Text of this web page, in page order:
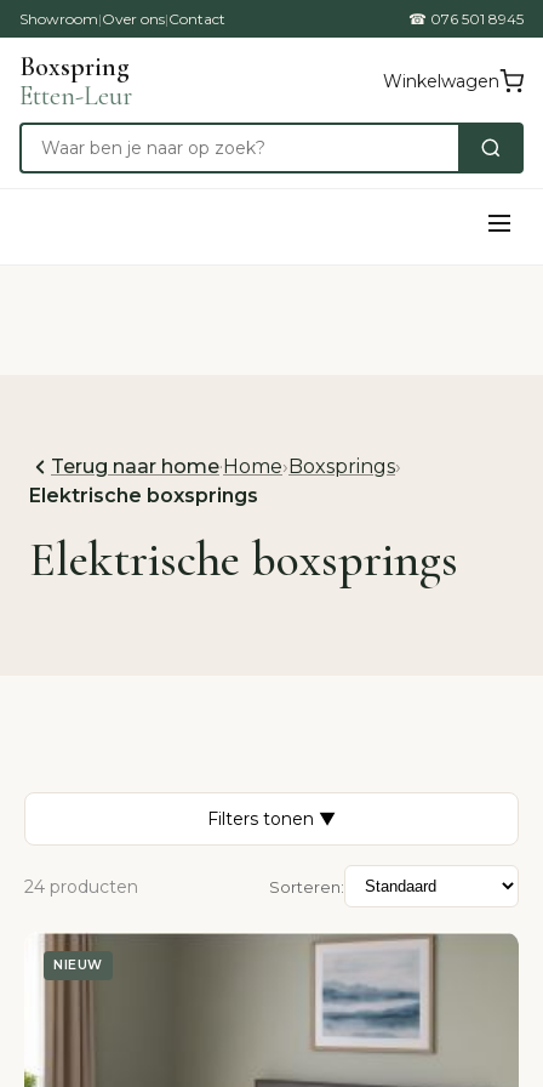
Showroom|Over ons|Contact ☎ 076 501 8945
Boxspring
Etten-Leur
Winkelwagen
Terug naar home·Home›Boxsprings›
Elektrische boxsprings
Elektrische boxsprings
Filters tonen ▼
24 producten Sorteren:
NIEUW